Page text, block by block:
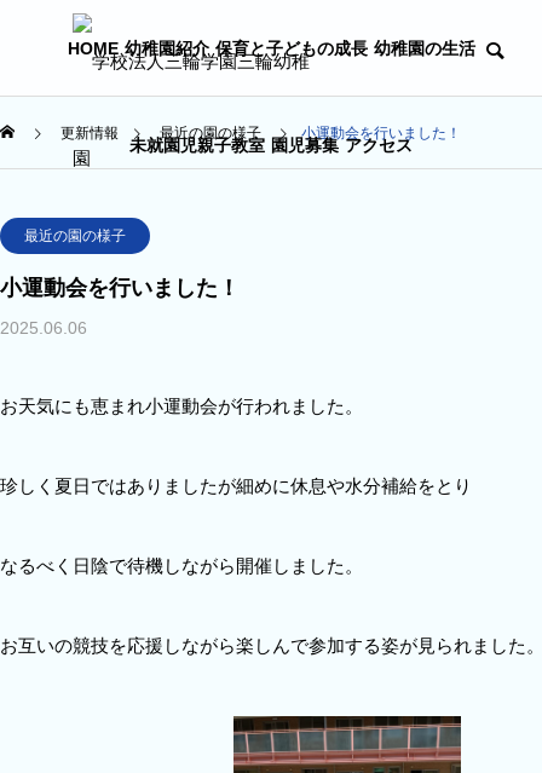
HOME 幼稚園紹介 保育と子どもの成長 幼稚園の生活
未就園児親子教室 園児募集 アクセス
更新情報 最近の園の様子 小運動会を行いました！
最近の園の様子
小運動会を行いました！
2025.06.06
お天気にも恵まれ小運動会が行われました。
珍しく夏日ではありましたが細めに休息や水分補給をとり
なるべく日陰で待機しながら開催しました。
お互いの競技を応援しながら楽しんで参加する姿が見られました